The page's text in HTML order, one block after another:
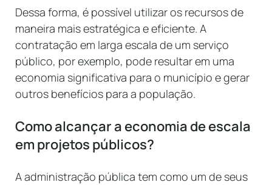
Dessa forma, é possível utilizar os recursos de
maneira mais estratégica e eficiente. A
contratação em larga escala de um serviço
público, por exemplo, pode resultar em uma
economia significativa para o município e gerar
outros benefícios para a população.
Como alcançar a economia de escala
em projetos públicos?
A administração pública tem como um de seus